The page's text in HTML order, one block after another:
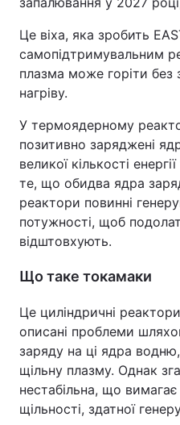
Це віха, яка зробить
самопідтримувальним
плазма може горіти без
нагріву.
У термоядерному
позитивно заряджені
великої кількості
те, що обидва ядра
реактори повинні
потужності, щоб
відштовхують.
Що таке токамаки
Це циліндричні
описані проблеми
заряду на ці ядра
щільну плазму. Однак
нестабільна, що вимагає
щільності, здатної